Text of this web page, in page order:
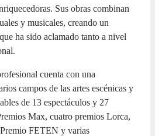
Sus obras combinan
y musicales, creando un
ha sido aclamado tanto a nivel
cuenta con una
campos de las artes escénicas y
de 13 espectáculos y 27
Max, cuatro premios Lorca,
FETEN y varias